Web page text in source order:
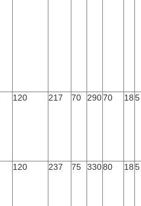
120 217 70 29070 185
120 237 75 33080 185